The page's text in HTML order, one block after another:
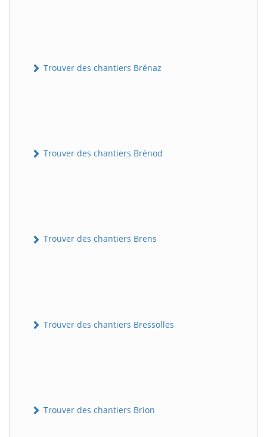
Trouver des chantiers Brénaz
Trouver des chantiers Brénod
Trouver des chantiers Brens
Trouver des chantiers Bressolles
Trouver des chantiers Brion